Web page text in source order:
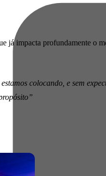
já impacta profundamente o
colocando, e sem